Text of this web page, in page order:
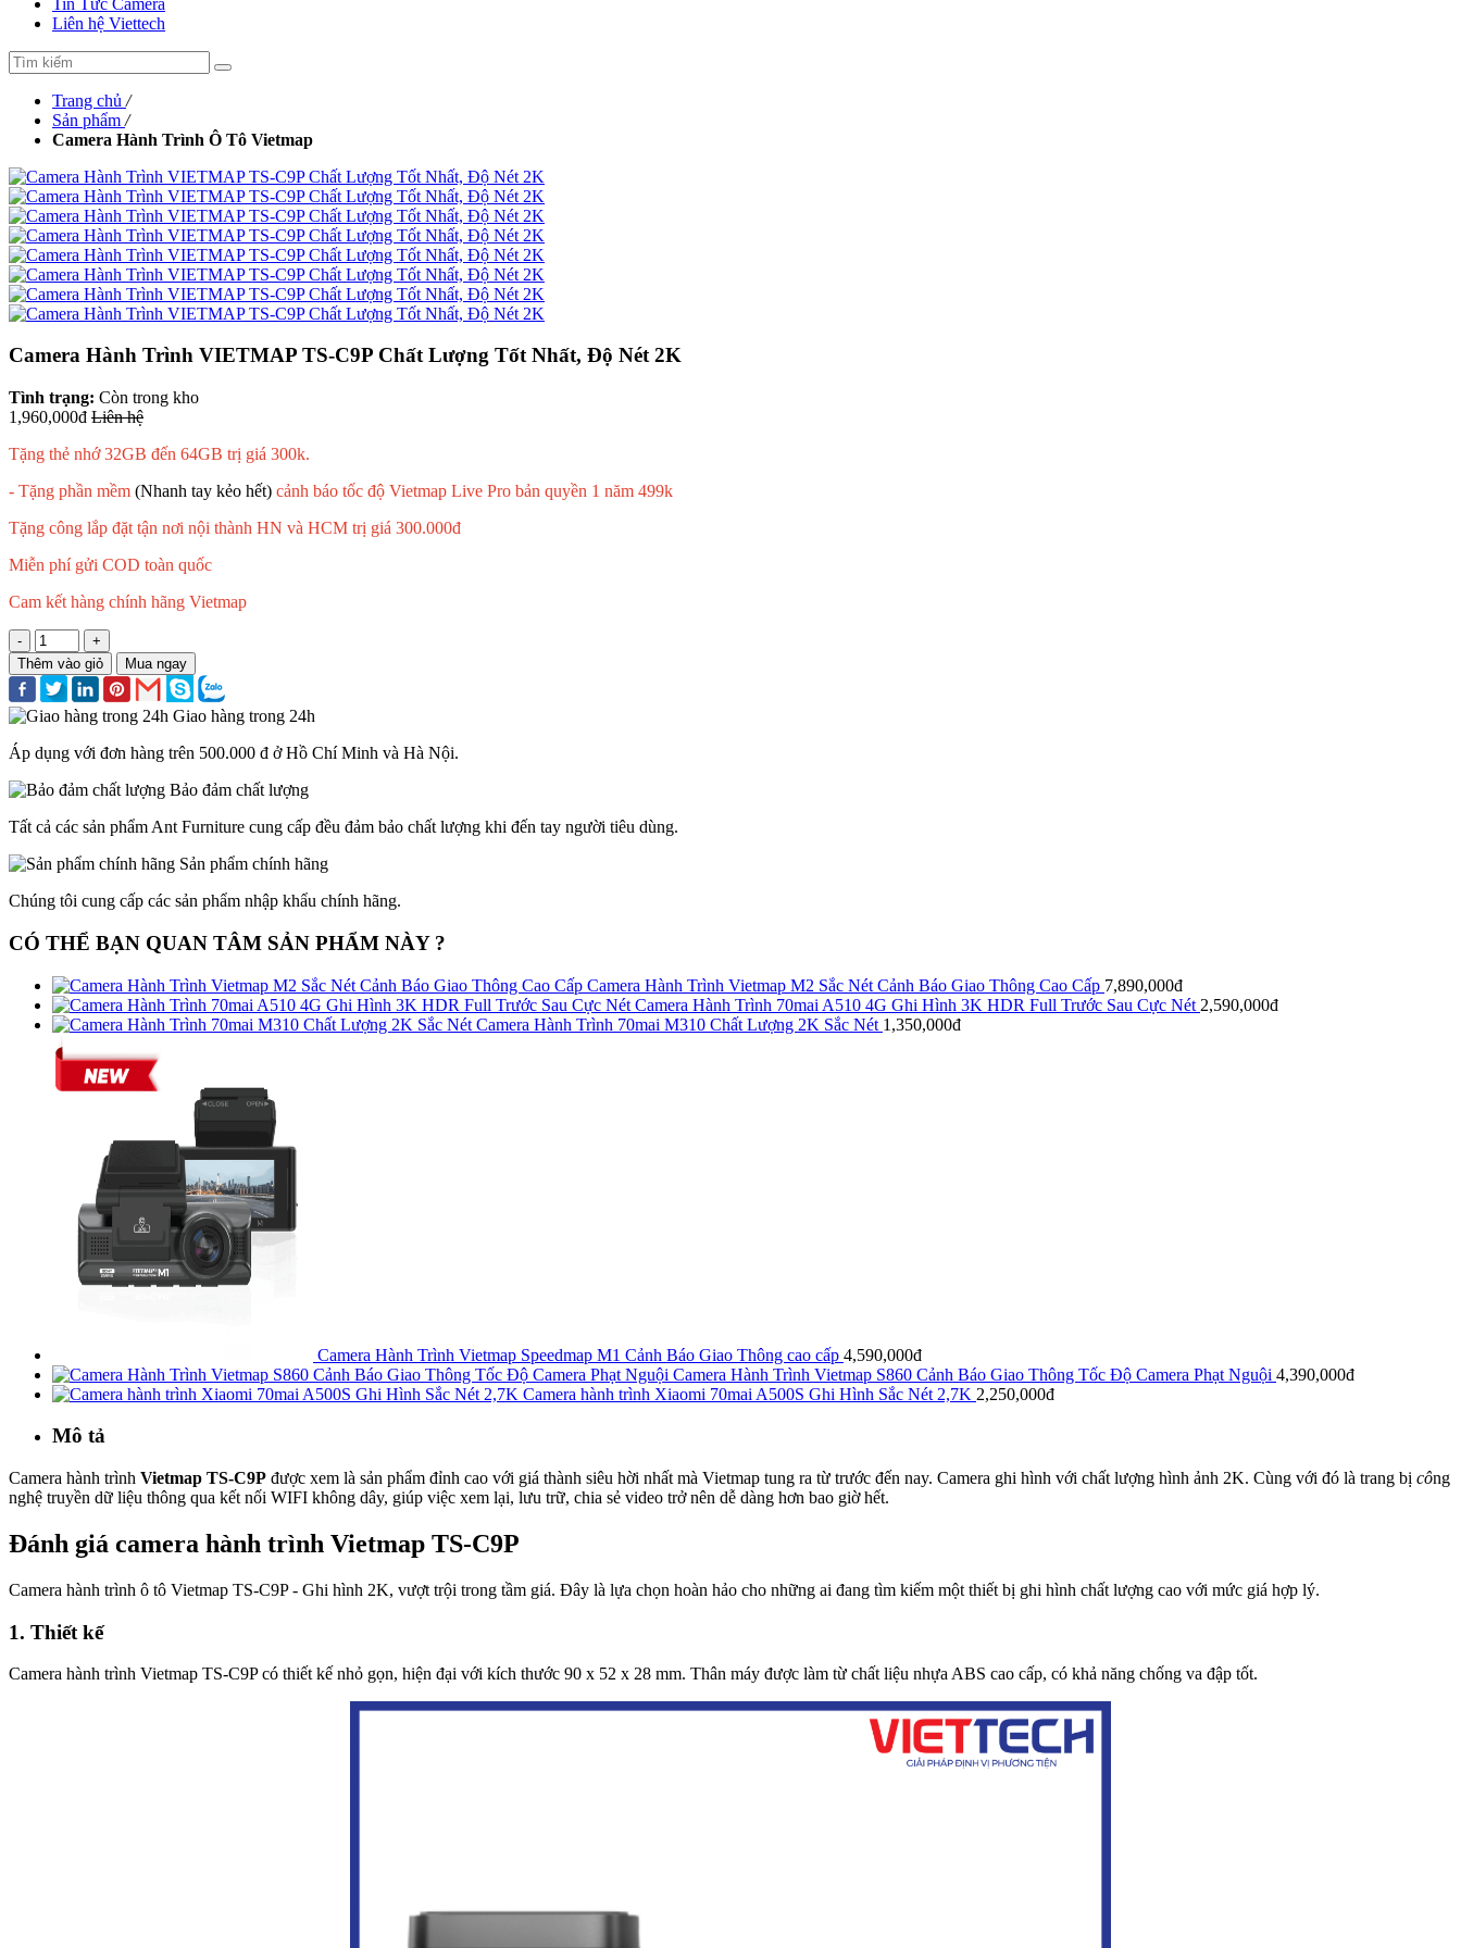
Liên hệ Viettech
Trang chủ /
Sản phẩm /
Camera Hành Trình Ô Tô Vietmap
Camera Hành Trình VIETMAP TS-C9P Chất Lượng Tốt Nhất, Độ Nét 2K
Tình trạng: Còn trong kho
1,960,000đ Liên hệ
Tặng thẻ nhớ 32GB đến 64GB trị giá 300k.
- Tặng phần mềm (Nhanh tay kẻo hết) cảnh báo tốc độ Vietmap Live Pro bản quyền 1 năm 499k
Tặng công lắp đặt tận nơi nội thành HN và HCM trị giá 300.000đ
Miễn phí gửi COD toàn quốc
Cam kết hàng chính hãng Vietmap
-
+
Thêm vào giỏ
Mua ngay
Giao hàng trong 24h
Áp dụng với đơn hàng trên 500.000 đ ở Hồ Chí Minh và Hà Nội.
Bảo đảm chất lượng
Tất cả các sản phẩm Ant Furniture cung cấp đều đảm bảo chất lượng khi đến tay người tiêu dùng.
Sản phẩm chính hãng
Chúng tôi cung cấp các sản phẩm nhập khẩu chính hãng.
CÓ THỂ BẠN QUAN TÂM SẢN PHẨM NÀY ?
Camera Hành Trình Vietmap M2 Sắc Nét Cảnh Báo Giao Thông Cao Cấp 7,890,000đ
Camera Hành Trình 70mai A510 4G Ghi Hình 3K HDR Full Trước Sau Cực Nét 2,590,000đ
Camera Hành Trình 70mai M310 Chất Lượng 2K Sắc Nét 1,350,000đ
Camera Hành Trình Vietmap Speedmap M1 Cảnh Báo Giao Thông cao cấp 4,590,000đ
Camera Hành Trình Vietmap S860 Cảnh Báo Giao Thông Tốc Độ Camera Phạt Nguội 4,390,000đ
Camera hành trình Xiaomi 70mai A500S Ghi Hình Sắc Nét 2,7K 2,250,000đ
Mô tả
Camera hành trình Vietmap TS-C9P được xem là sản phẩm đỉnh cao với giá thành siêu hời nhất mà Vietmap tung ra từ trước đến nay. Camera ghi hình với chất lượng hình ảnh 2K. Cùng với đó là trang bị công
nghệ truyền dữ liệu thông qua kết nối WIFI không dây, giúp việc xem lại, lưu trữ, chia sẻ video trở nên dễ dàng hơn bao giờ hết.
Đánh giá camera hành trình Vietmap TS-C9P
Camera hành trình ô tô Vietmap TS-C9P - Ghi hình 2K, vượt trội trong tầm giá. Đây là lựa chọn hoàn hảo cho những ai đang tìm kiếm một thiết bị ghi hình chất lượng cao với mức giá hợp lý.
1. Thiết kế
Camera hành trình Vietmap TS-C9P có thiết kế nhỏ gọn, hiện đại với kích thước 90 x 52 x 28 mm. Thân máy được làm từ chất liệu nhựa ABS cao cấp, có khả năng chống va đập tốt.